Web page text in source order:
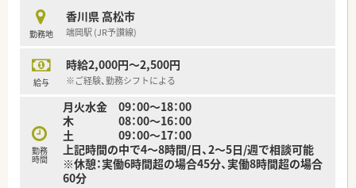
＜法人特徴＞
■地域に根差したドラッグストア・調剤薬局・
ドラッグストア併設型調剤薬局を展開している法人です。
調剤薬局（併設店）は新店予定も含めて15店舗となります。
今後広島県を中心に調剤併設店を増やしていく方針の法人と
■「地域の健康増進に貢献する」をテーマとして運営を行ってお
ります。
そのため、街の身近な医療人を目指し、患者様に興味をもって
関われる薬剤師を求めております。
薬剤師一人一人が患者様に薬のご提案や服薬指導後のフォロ
ーを行うなど
勤務地
香川県 高松市
端岡駅 (JR予讃線)
給与
時給2,000円～2,500円
※ご経験、勤務シフトによる
勤務
時間
月火水金 09：00～18：00
木 08：00～16：00
土 09：00～17：00
上記時間の中で4～8時間/日、2～5日/週で相談可能
※休憩：実働6時間超の場合45分、実働8時間超の場合
60分